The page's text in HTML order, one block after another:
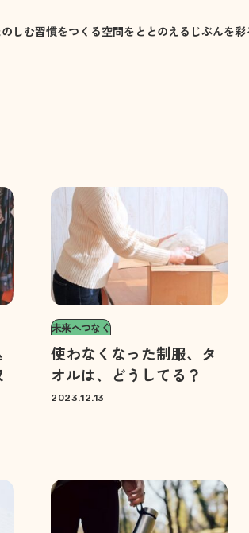
しむ習慣をつくる空間をととのえる じぶんを彩
未来へつなぐ
使わなくなった制服、タ
オルは、どうしてる？
2023.12.13